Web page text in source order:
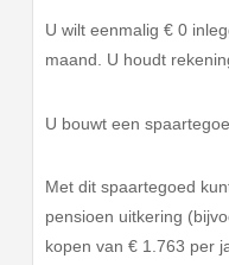
U wilt eenmalig € 0
maand. U houdt
U bouwt een
Met dit spaartegoed
pensioen uitkering
kopen van € 1.763 per